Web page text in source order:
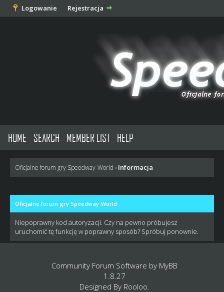
Logowanie Rejestracja
HOME SEARCH MEMBER LIST HELP
Oficjalne forum gry Speedway-World › Informacja
Oficjalne forum gry Speedway-World
Niepoprawny kod autoryzacji. Czy na pewno próbujesz
uruchomić tę funkcję w poprawny sposób? Spróbuj ponownie.
Community Forum Software by MyBB
1.8.27
Designed By Rooloo.